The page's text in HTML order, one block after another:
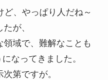
、やっぱり人だね～
が、
域で、難解なことも
なってきました。
第ですが。